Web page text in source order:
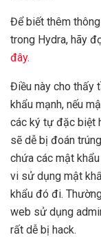
Để biết thêm
trong Hydra, hãy
đây.
Điều này cho thấy
khẩu mạnh, nếu
các ký tự đặc biệt
sẽ dễ bị đoán
chứa các mật
vi sử dụng mật
khẩu đó đi.
web sử dụng
rất dễ bị hack.